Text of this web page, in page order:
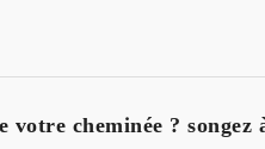
cheminée ?